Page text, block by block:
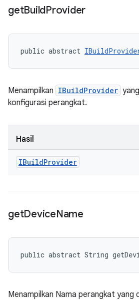
getBuildProvider
public abstract
Menampilkan IBuildProvider
konfigurasi perangkat.
Hasil
IBuildProvider
getDeviceName
public abstract String
Menampilkan Nama perangkat yang